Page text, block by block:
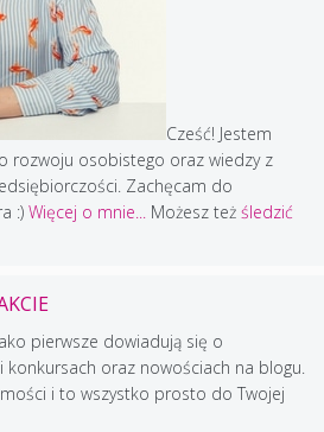
Cześć! Jestem
rozwoju osobistego oraz wiedzy z
Zachęcam do
:) Więcej o mnie... Możesz też śledzić
pierwsze dowiadują się o
konkursach oraz nowościach na blogu.
i to wszystko prosto do Twojej